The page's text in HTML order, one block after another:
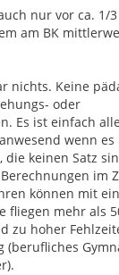
nur vor ca. 1/
am BK
nichts. Keine
oder
Es ist einfach
wenn es
die keinen Satz
im
können mit
fliegen mehr als
zu hoher
(berufliches